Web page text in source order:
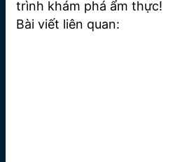
trình khám phá ẩm thực!
Bài viết liên quan: